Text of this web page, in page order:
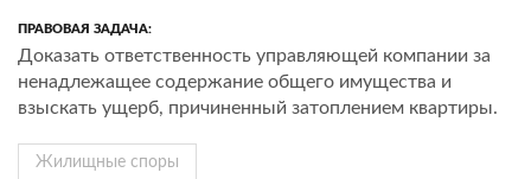
ПРАВОВАЯ ЗАДАЧА:
Доказать ответственность управляющей компании за
ненадлежащее содержание общего имущества и
взыскать ущерб, причиненный затоплением квартиры.
Жилищные споры